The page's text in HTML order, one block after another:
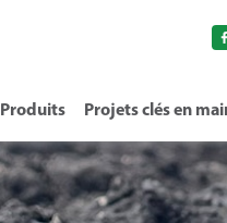
Produits Projets clés en